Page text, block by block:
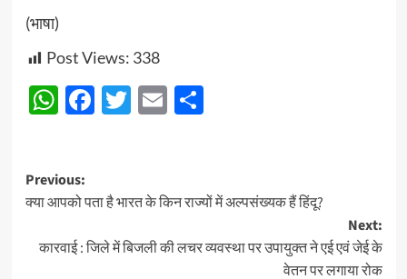
(भाषा)
Post Views: 338
WhatsApp
Facebook
Twitter
EmailShare
Post
navigation
Previous:
क्या आपको पता है भारत के किन राज्यों में अल्पसंख्यक हैं हिंदू?
Next:
कारवाई : जिले में बिजली की लचर व्यवस्था पर उपायुक्त ने एई एवं जेई के
वेतन पर लगाया रोक